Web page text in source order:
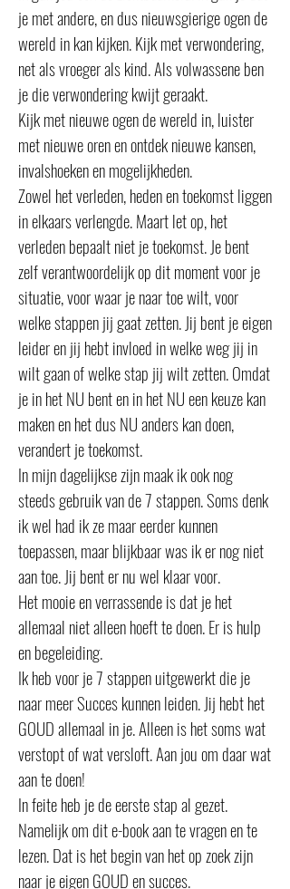
je met andere, en dus nieuwsgierige ogen de
wereld in kan kijken. Kijk met verwondering,
net als vroeger als kind. Als volwassene ben
je die verwondering kwijt geraakt.
Kijk met nieuwe ogen de wereld in, luister
met nieuwe oren en ontdek nieuwe kansen,
invalshoeken en mogelijkheden.
Zowel het verleden, heden en toekomst liggen
in elkaars verlengde. Maart let op, het
verleden bepaalt niet je toekomst. Je bent
zelf verantwoordelijk op dit moment voor je
situatie, voor waar je naar toe wilt, voor
welke stappen jij gaat zetten. Jij bent je eigen
leider en jij hebt invloed in welke weg jij in
wilt gaan of welke stap jij wilt zetten. Omdat
je in het NU bent en in het NU een keuze kan
maken en het dus NU anders kan doen,
verandert je toekomst.
In mijn dagelijkse zijn maak ik ook nog
steeds gebruik van de 7 stappen. Soms denk
ik wel had ik ze maar eerder kunnen
toepassen, maar blijkbaar was ik er nog niet
aan toe. Jij bent er nu wel klaar voor.
Het mooie en verrassende is dat je het
allemaal niet alleen hoeft te doen. Er is hulp
en begeleiding.
Ik heb voor je 7 stappen uitgewerkt die je
naar meer Succes kunnen leiden. Jij hebt het
GOUD allemaal in je. Alleen is het soms wat
verstopt of wat versloft. Aan jou om daar wat
aan te doen!
In feite heb je de eerste stap al gezet.
Namelijk om dit e-book aan te vragen en te
lezen. Dat is het begin van het op zoek zijn
naar je eigen GOUD en succes.